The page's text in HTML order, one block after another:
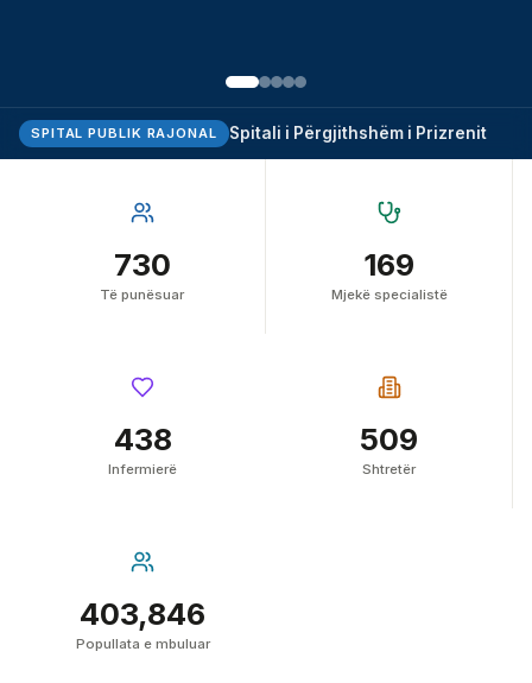
SPITAL PUBLIK RAJONAL Spitali i Përgjithshëm i Prizrenit
730
Të punësuar
169
Mjekë specialistë
438
Infermierë
509
Shtretër
403,846
Popullata e mbuluar